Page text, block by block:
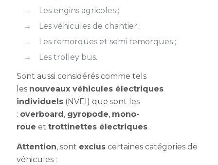
Les engins agricoles ;
Les véhicules de chantier ;
Les remorques et semi remorques ;
Les trolley bus.
Sont aussi considérés comme tels
les nouveaux véhicules électriques
individuels(NVEI) que sont les
: overboard, gyropode, mono-
roue et trottinettes électriques.
Attention, sont excluscertaines catégories de
véhicules :